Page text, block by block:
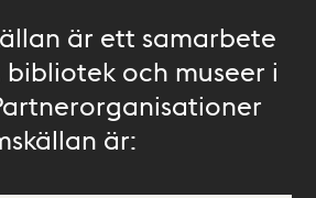
är ett samarbete
bibliotek och museer i
är: